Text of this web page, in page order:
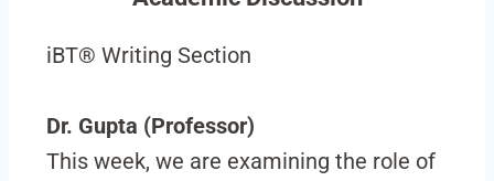
iBT® Writing Section
Dr. Gupta (Professor)
This week, we are examining the role of